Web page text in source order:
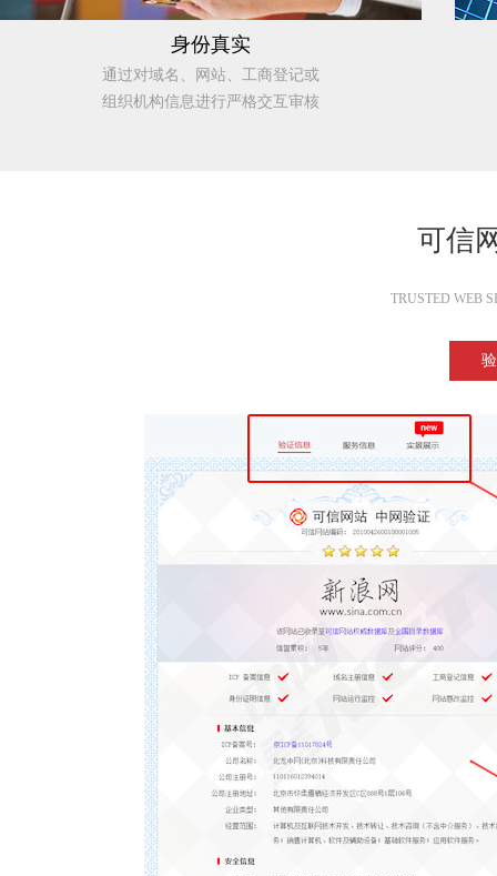
身份真实
通过对域名、网站、工商登记或
组织机构信息进行严格交互审核
可信
TRUSTED WEB